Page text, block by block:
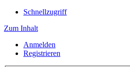
Schnellzugriff
Zum Inhalt
Anmelden
Registrieren